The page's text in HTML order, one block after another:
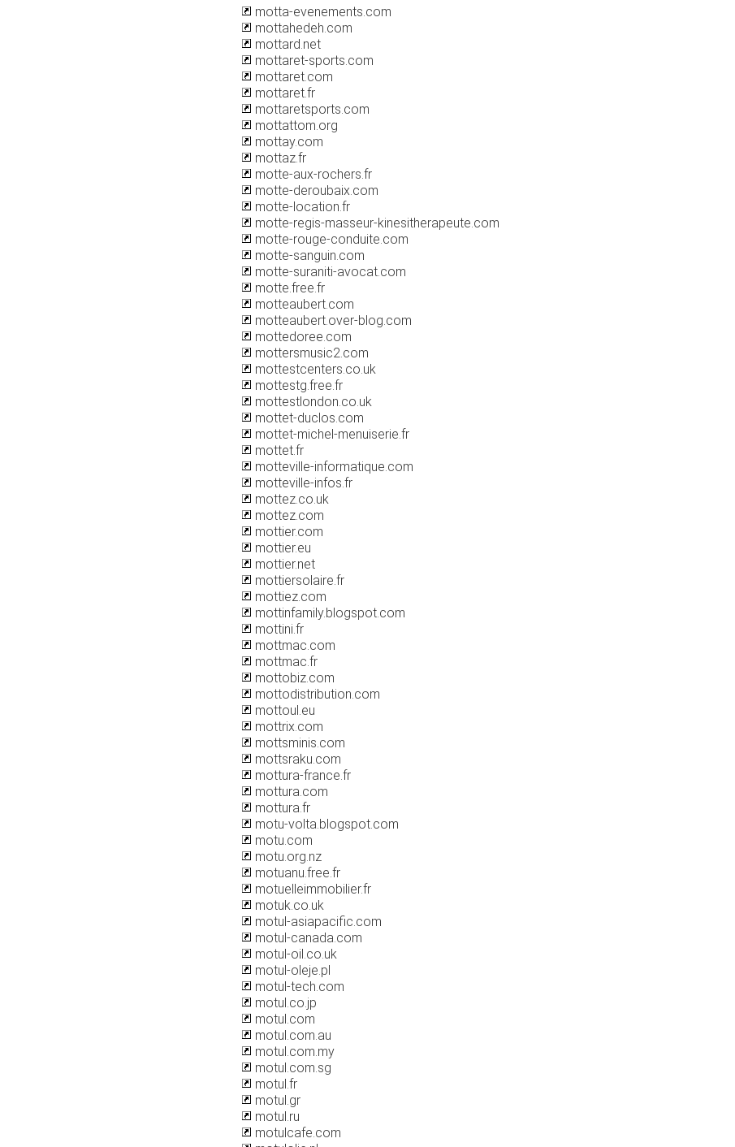
motta-evenements.com
mottahedeh.com
mottard.net
mottaret-sports.com
mottaret.com
mottaret.fr
mottaretsports.com
mottattom.org
mottay.com
mottaz.fr
motte-aux-rochers.fr
motte-deroubaix.com
motte-location.fr
motte-regis-masseur-kinesitherapeute.com
motte-rouge-conduite.com
motte-sanguin.com
motte-suraniti-avocat.com
motte.free.fr
motteaubert.com
motteaubert.over-blog.com
mottedoree.com
mottersmusic2.com
mottestcenters.co.uk
mottestg.free.fr
mottestlondon.co.uk
mottet-duclos.com
mottet-michel-menuiserie.fr
mottet.fr
motteville-informatique.com
motteville-infos.fr
mottez.co.uk
mottez.com
mottier.com
mottier.eu
mottier.net
mottiersolaire.fr
mottiez.com
mottinfamily.blogspot.com
mottini.fr
mottmac.com
mottmac.fr
mottobiz.com
mottodistribution.com
mottoul.eu
mottrix.com
mottsminis.com
mottsraku.com
mottura-france.fr
mottura.com
mottura.fr
motu-volta.blogspot.com
motu.com
motu.org.nz
motuanu.free.fr
motuelleimmobilier.fr
motuk.co.uk
motul-asiapacific.com
motul-canada.com
motul-oil.co.uk
motul-oleje.pl
motul-tech.com
motul.co.jp
motul.com
motul.com.au
motul.com.my
motul.com.sg
motul.fr
motul.gr
motul.ru
motulcafe.com